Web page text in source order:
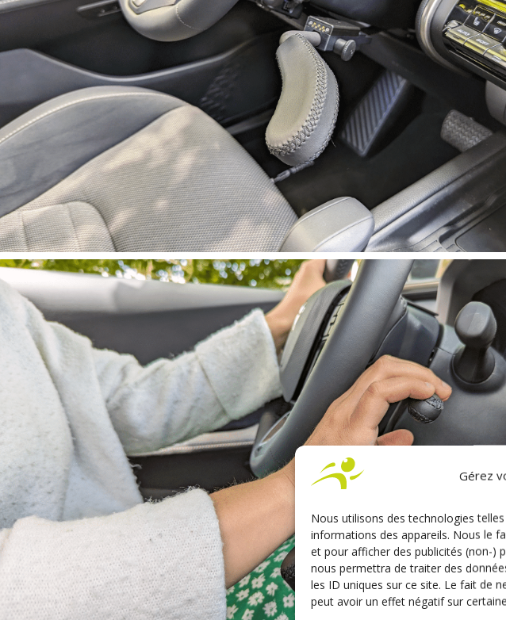
Gérez
Nous utilisons des technologies
informations des appareils. Nous le
et pour afficher des publicités (non-)
nous permettra de traiter des
les ID uniques sur ce site. Le fait de
peut avoir un effet négatif sur